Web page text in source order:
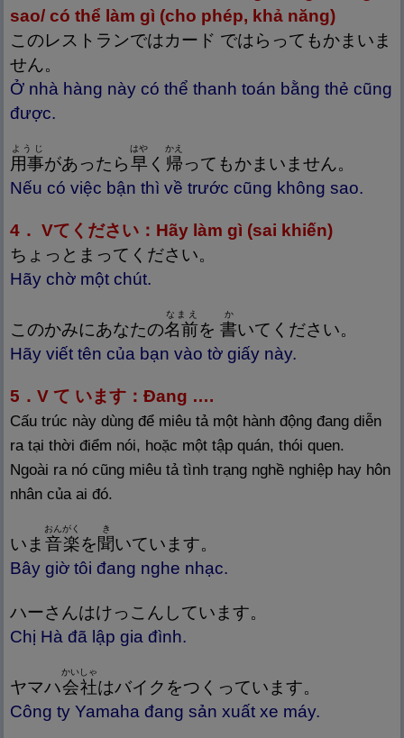
sao/ có thể làm gì (cho phép, khả năng)
このレストランではカード ではらってもかまいま
せん。
Ở nhà hàng này có thể thanh toán bằng thẻ cũng
được.
用事
ようじ
があったら早
はや
く 帰
かえ
ってもかまいません。
Nếu có việc bận thì về trước cũng không sao.
4． Vてください：Hãy làm gì (sai khiến)
ちょっとまってください。
Hãy chờ một chút.
このかみにあなたの名
danh
前
khi
なまえ
を書
か
いてください。
Hãy viết tên của bạn vào tờ giấy này.
5．V て います：Đang ….
Cấu trúc này dùng để miêu tả một hành động đang diễn
ra tại thời điểm nói, hoặc một tập quán, thói quen.
Ngoài ra nó cũng miêu tả tình trạng nghề nghiệp hay hôn
nhân của ai đó.
いま 音楽
おんがく
を聞
き
いています。
Bây giờ tôi đang nghe nhạc.
ハーさんはけっこんしています。
Chị Hà đã lập gia đình.
ヤマハ会社
かいしゃ
はバイクをつくっています。
Công ty Yamaha đang sản xuất xe máy.